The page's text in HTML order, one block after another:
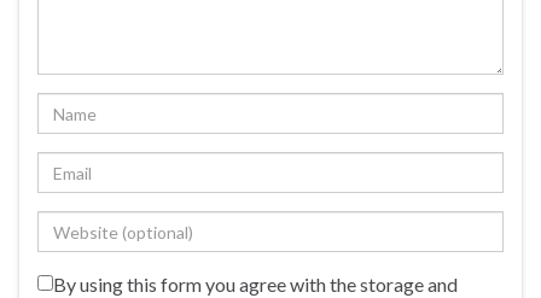
By using this form you agree with the storage and